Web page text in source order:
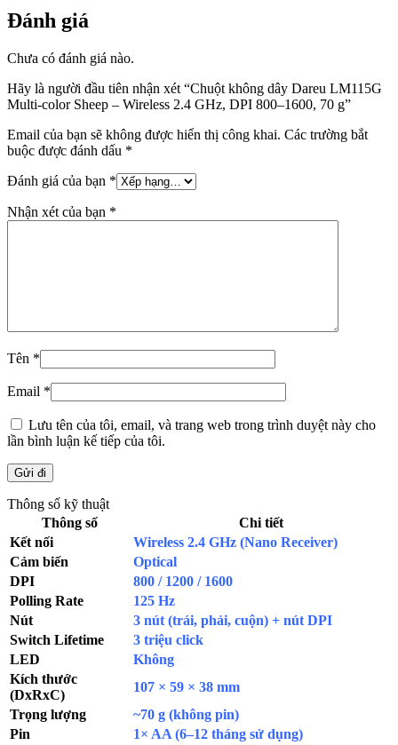
Đánh giá
Chưa có đánh giá nào.
Hãy là người đầu tiên nhận xét “Chuột không dây Dareu LM115G
Multi-color Sheep – Wireless 2.4 GHz, DPI 800–1600, 70 g”
Email của bạn sẽ không được hiển thị công khai. Các trường bắt
buộc được đánh dấu *
Đánh giá của bạn *
Nhận xét của bạn *
Tên *
Email *
Lưu tên của tôi, email, và trang web trong trình duyệt này cho
lần bình luận kế tiếp của tôi.
Thông số kỹ thuật
Thông số
Chi tiết
Kết nối
Wireless 2.4 GHz (Nano Receiver)
Cảm biến
Optical
DPI
800 / 1200 / 1600
Polling Rate
125 Hz
Nút
3 nút (trái, phải, cuộn) + nút DPI
Switch Lifetime
3 triệu click
LED
Không
Kích thước
(DxRxC)
107 × 59 × 38 mm
Trọng lượng
~70 g (không pin)
Pin
1× AA (6–12 tháng sử dụng)